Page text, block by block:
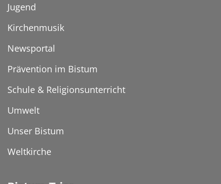
Jugend
Kirchenmusik
Newsportal
Prävention im Bistum
Schule & Religionsunterricht
Umwelt
Unser Bistum
Weltkirche